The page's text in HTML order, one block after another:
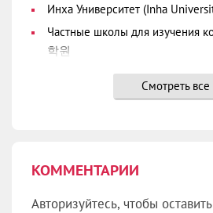
Инха Университет (Inha
Частные школы для изучения
학원
Ханянг Университет (Hanyang
Ёнсе Университет (Yonsei
Смотреть все
КОММЕНТАРИИ
Авторизуйтесь, чтобы